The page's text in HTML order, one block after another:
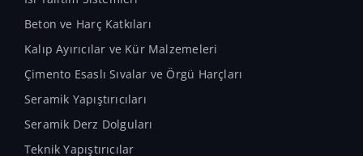
Beton ve Harç Katkıları
Kalıp Ayırıcılar ve Kür Malzemeleri
Çimento Esaslı Sıvalar ve Örgü Harçları
Seramik Yapıştırıcıları
Seramik Derz Dolguları
Teknik Yapıştırıcılar